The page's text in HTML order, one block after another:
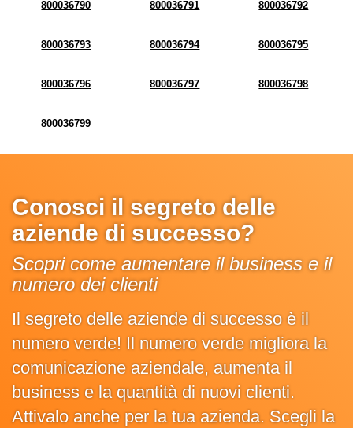
800036790 800036791 800036792
800036793 800036794 800036795
800036796 800036797 800036798
800036799
Conosci il segreto delle
aziende di successo?
Scopri come aumentare il business e il
numero dei clienti
Il segreto delle aziende di successo è il
numero verde! Il numero verde migliora la
comunicazione aziendale, aumenta il
business e la quantità di nuovi clienti.
Attivalo anche per la tua azienda. Scegli la